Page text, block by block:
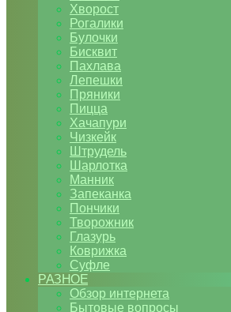
Хворост
Рогалики
Булочки
Бисквит
Пахлава
Лепешки
Пряники
Пицца
Хачапури
Чизкейк
Штрудель
Шарлотка
Манник
Запеканка
Пончики
Творожник
Глазурь
Коврижка
Суфле
РАЗНОЕ
Обзор интернета
Бытовые вопросы